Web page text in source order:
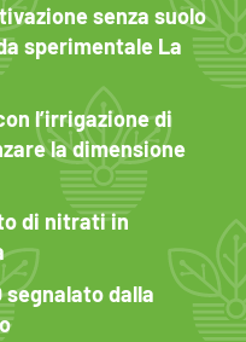
senza suolo
sperimentale La
l’irrigazione di
la dimensione
di nitrati in
segnalato dalla